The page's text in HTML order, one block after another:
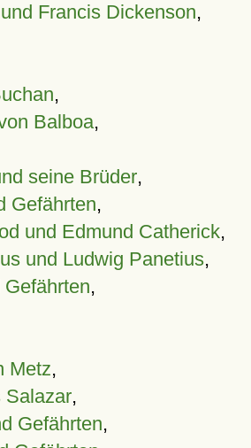
Francis Dickenson,
,
Balboa,
seine Brüder,
Gefährten,
und Edmund Catherick,
und Ludwig Panetius,
,
Metz,
Salazar,
Gefährten,